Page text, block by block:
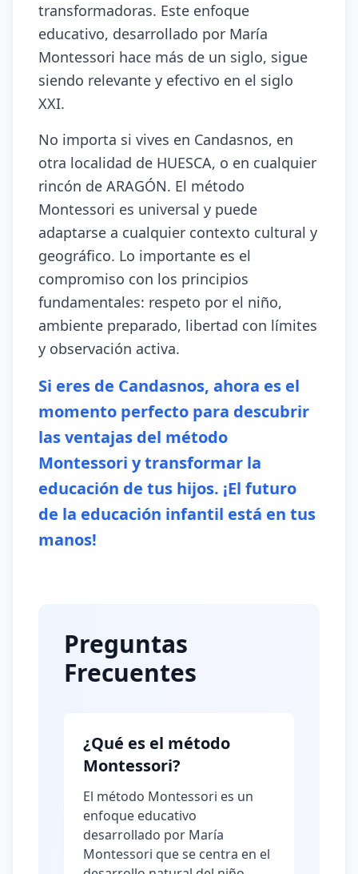
transformadoras. Este enfoque
educativo, desarrollado por María
Montessori hace más de un siglo, sigue
siendo relevante y efectivo en el siglo
XXI.
No importa si vives en Candasnos, en
otra localidad de HUESCA, o en cualquier
rincón de ARAGÓN. El método
Montessori es universal y puede
adaptarse a cualquier contexto cultural y
geográfico. Lo importante es el
compromiso con los principios
fundamentales: respeto por el niño,
ambiente preparado, libertad con límites
y observación activa.
Si eres de Candasnos, ahora es el
momento perfecto para descubrir
las ventajas del método
Montessori y transformar la
educación de tus hijos. ¡El futuro
de la educación infantil está en tus
manos!
Preguntas
Frecuentes
¿Qué es el método
Montessori?
El método Montessori es un
enfoque educativo
desarrollado por María
Montessori que se centra en el